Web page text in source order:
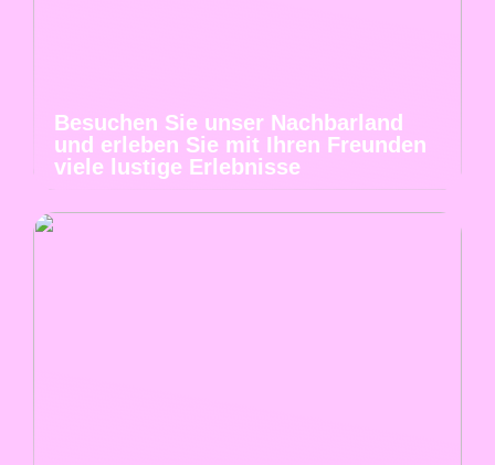
Besuchen Sie unser Nachbarland
und erleben Sie mit Ihren Freunden
viele lustige Erlebnisse